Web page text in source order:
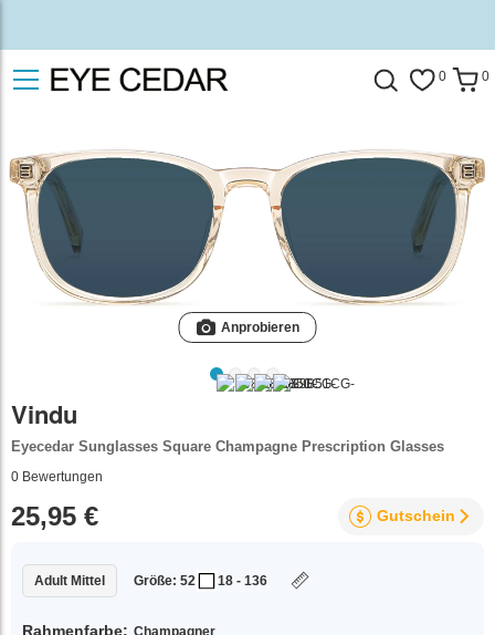
0 0
Anprobieren
Vindu
Eyecedar Sunglasses Square Champagne Prescription Glasses
0 Bewertungen
25,95 € Gutschein
Adult Mittel Größe: 52 18 - 136
Rahmenfarbe: Champagner